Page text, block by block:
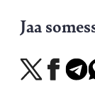
Jaa
Jaa
X-
Jaa
Jaa